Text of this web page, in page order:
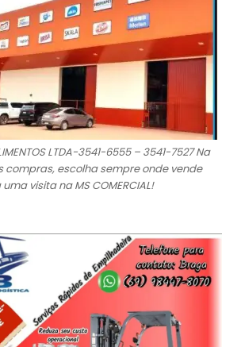
LTDA-3541-6555 – 3541-7527 Na
compras, escolha sempre onde vende
visita na MS COMERCIAL!